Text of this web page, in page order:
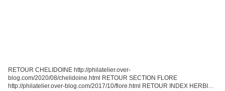
RETOUR CHELIDOINE http://philatelier.over-
blog.com/2020/08/chelidoine.html RETOUR SECTION FLORE
http://philatelier.over-blog.com/2017/10/flore.html RETOUR INDEX HERBIER